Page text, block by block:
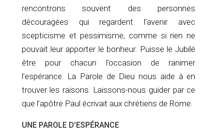
rencontrons souvent des personnes
découragées qui regardent l’avenir avec
scepticisme et pessimisme, comme si rien ne
pouvait leur apporter le bonheur. Puisse le Jubilé
être pour chacun l’occasion de ranimer
l’espérance. La Parole de Dieu nous aide à en
trouver les raisons. Laissons-nous guider par ce
que l’apôtre Paul écrivait aux chrétiens de Rome.
UNE PAROLE D’ESPÉRANCE